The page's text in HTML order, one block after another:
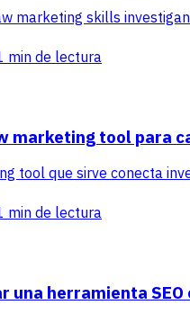
marketing skills
min de lectura
marketing tool para
tool que sirve conecta
min de lectura
una herramienta